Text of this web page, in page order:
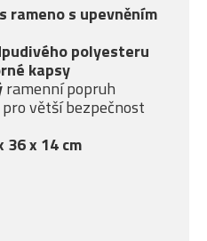
rameno s upevněním
polyesteru
kapsy
ramenní popruh
pro větší bezpečnost
36 x 14 cm